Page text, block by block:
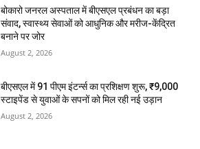
बोकारो जनरल अस्पताल में बीएसएल प्रबंधन का बड़ा
संवाद, स्वास्थ्य सेवाओं को आधुनिक और मरीज-केंद्रित
बनाने पर जोर
August 2, 2026
बीएसएल में 91 पीएम इंटर्न्स का प्रशिक्षण शुरू, ₹9,000
स्टाइपेंड से युवाओं के सपनों को मिल रही नई उड़ान
August 2, 2026